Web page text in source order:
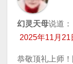
幻灵天母说道：
2025年11月21
恭敬顶礼上师